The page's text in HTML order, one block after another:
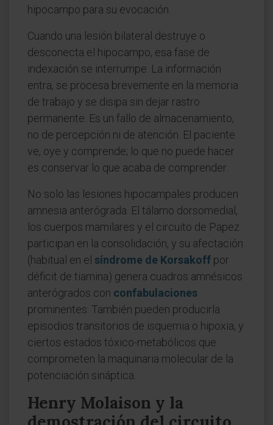
hipocampo para su evocación.
Cuando una lesión bilateral destruye o
desconecta el hipocampo, esa fase de
indexación se interrumpe. La información
entra, se procesa brevemente en la memoria
de trabajo y se disipa sin dejar rastro
permanente. Es un fallo de almacenamiento,
no de percepción ni de atención. El paciente
ve, oye y comprende; lo que no puede hacer
es conservar lo que acaba de comprender.
No solo las lesiones hipocampales producen
amnesia anterógrada. El tálamo dorsomedial,
los cuerpos mamilares y el circuito de Papez
participan en la consolidación, y su afectación
(habitual en el síndrome de Korsakoff por
déficit de tiamina) genera cuadros amnésicos
anterógrados con confabulaciones
prominentes. También pueden producirla
episodios transitorios de isquemia o hipoxia, y
ciertos estados tóxico-metabólicos que
comprometen la maquinaria molecular de la
potenciación sináptica.
Henry Molaison y la